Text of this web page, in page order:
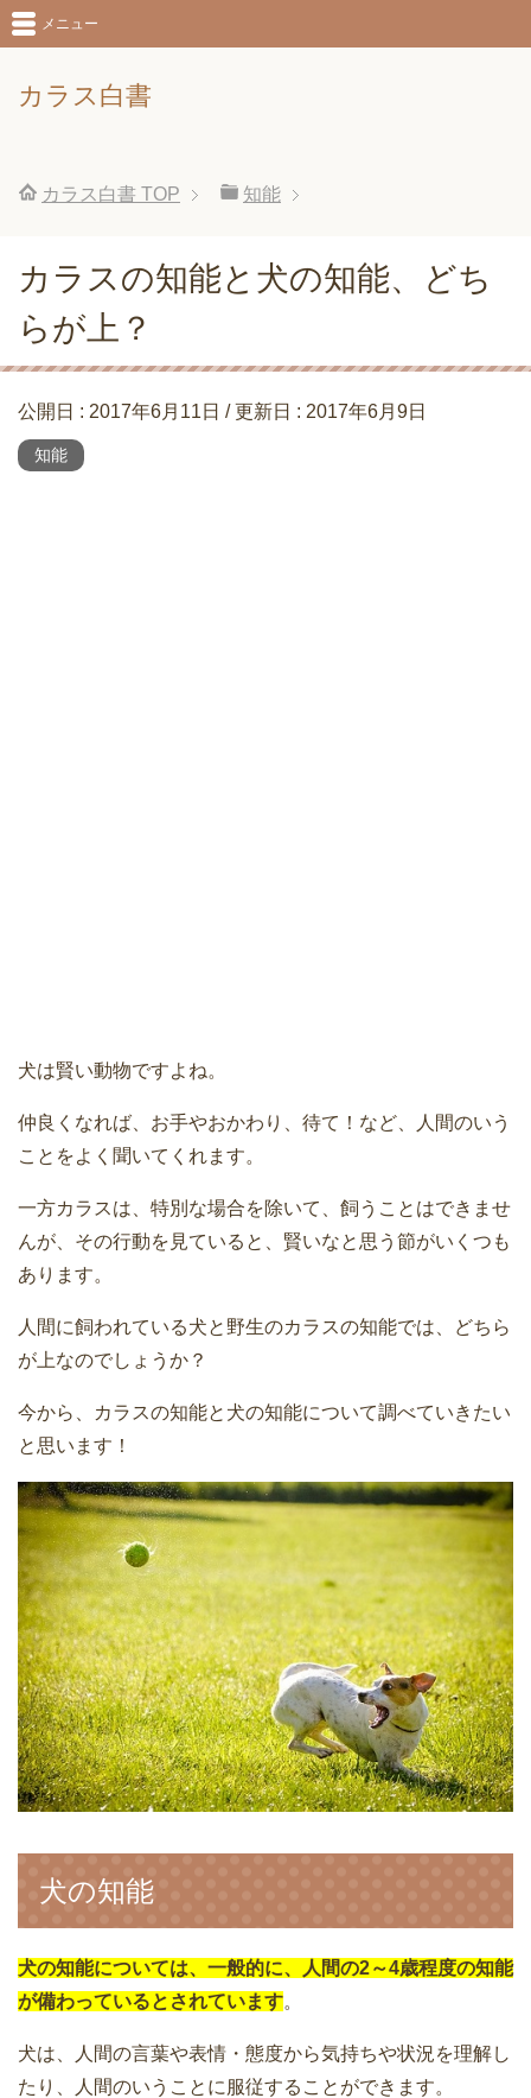
カラス白書
メニュー
カラス白書 TOP 知能
カラスの知能と犬の知能、どち
らが上？
公開日 : 2017年6月11日 / 更新日 : 2017年6月9日
知能
犬は賢い動物ですよね。
仲良くなれば、お手やおかわり、待て！など、人間のいう
ことをよく聞いてくれます。
一方カラスは、特別な場合を除いて、飼うことはできませ
んが、その行動を見ていると、賢いなと思う節がいくつも
あります。
人間に飼われている犬と野生のカラスの知能では、どちら
が上なのでしょうか？
今から、カラスの知能と犬の知能について調べていきたい
と思います！
犬の知能
犬の知能については、一般的に、人間の2～4歳程度の知能
が備わっているとされています。
犬は、人間の言葉や表情・態度から気持ちや状況を理解し
たり、人間のいうことに服従することができます。